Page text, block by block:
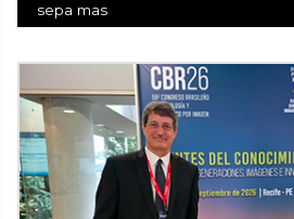
sepa mas